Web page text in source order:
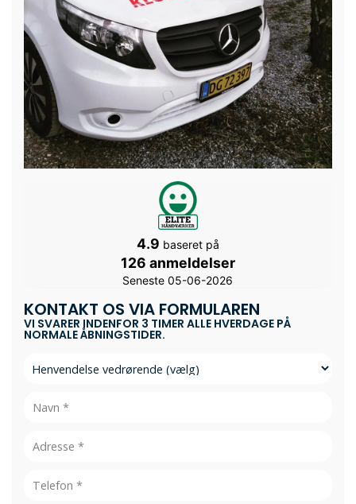
4.9 baseret på
126 anmeldelser
Seneste 05-06-2026
KONTAKT OS VIA FORMULAREN
VI SVARER INDENFOR 3 TIMER ALLE HVERDAGE PÅ
NORMALE ÅBNINGSTIDER.
Emne
Personlig